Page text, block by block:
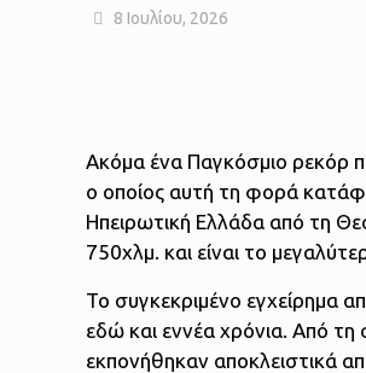
8 Ιουλίου, 2026
Ακόμα ένα Παγκόσμιο ρεκόρ
ο οποίος αυτή τη φορά
Ηπειρωτική Ελλάδα από τη
750χλμ. και είναι το
Το συγκεκριμένο εγχείρημα
εδώ και εννέα χρόνια. Από τη
εκπονήθηκαν αποκλειστικά